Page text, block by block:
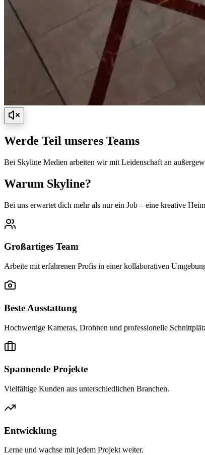
Werde Teil unseres Teams
Bei Skyline Medien arbeiten wir mit Leidenschaft an
Warum Skyline?
Bei uns erwartet dich mehr als nur ein Job – eine kreative
Großartiges Team
Arbeite mit erfahrenen Profis in einer kollaborativen
Beste Ausstattung
Hochwertige Kameras, Drohnen und professionelle
Spannende Projekte
Vielfältige Kunden aus unterschiedlichen Branchen.
Entwicklung
Lerne und wachse mit jedem Projekt weiter.